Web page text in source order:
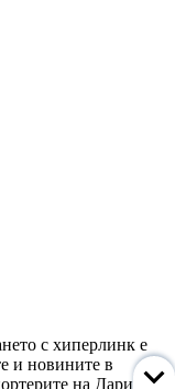
с хиперлинк е
и новините в
на Дарик